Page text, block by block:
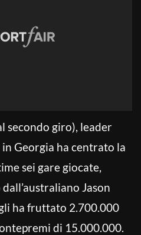
secondo giro), leader
in Georgia ha centrato la
sei gare giocate,
Jason
ha fruttato 2.700.000
di 15.000.000.